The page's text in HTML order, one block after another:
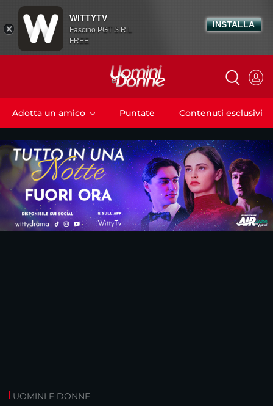
Adotta un amico Puntate Contenuti esclusivi
UOMINI E DONNE
WITTYTV
Fascino PGT S.R.L
FREE
INSTALLA